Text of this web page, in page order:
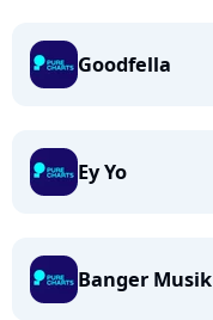
Goodfella
Ey Yo
Banger Musik